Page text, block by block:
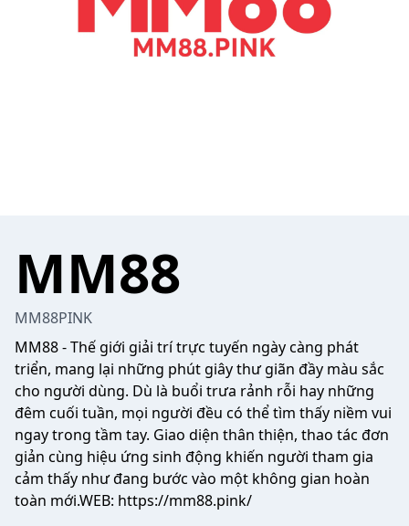
MM88
MM88PINK
MM88- Thế giới giải trí trực tuyến ngày càng phát
triển, mang lại những phút giây thư giãn đầy màu sắc
cho người dùng. Dù là buổi trưa rảnh rỗi hay những
đêm cuối tuần, mọi người đều có thể tìm thấy niềm vui
ngay trong tầm tay. Giao diện thân thiện, thao tác đơn
giản cùng hiệu ứng sinh động khiến người tham gia
cảm thấy như đang bước vào một không gian hoàn
toàn mới.WEB: https://mm88.pink/